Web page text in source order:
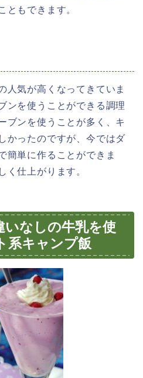
ともできます。
人気が高くなってきていま
ンを使うことができる調理
ブンを使うことが多く、キ
かったのですが、今ではダ
簡単に作ることができま
く仕上がります。
いなしの牛乳を使
系キャンプ飯